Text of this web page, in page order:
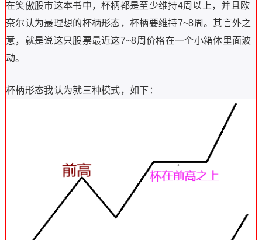
在笑傲股市这本书中，杯柄都是至少维持4周以上，并且欧
奈尔认为最理想的杯柄形态，杯柄要维持7~8周。其言外之
意，就是说这只股票最近这7~8周价格在一个小箱体里面波
动。
杯柄形态我认为就三种模式，如下：